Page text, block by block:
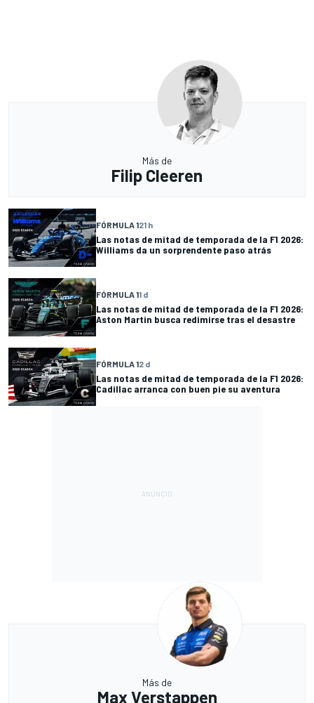
Más de
Filip Cleeren
FÓRMULA 121 h
Las notas de mitad de temporada de la F1 2026:
Williams da un sorprendente paso atrás
FÓRMULA 11 d
Las notas de mitad de temporada de la F1 2026:
Aston Martin busca redimirse tras el desastre
FÓRMULA 12 d
Las notas de mitad de temporada de la F1 2026:
Cadillac arranca con buen pie su aventura
Más de
Max Verstappen